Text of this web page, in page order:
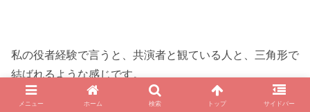
私の役者経験で言うと、共演者と観ている人と、三角形で
結ばれるような感じです。
ですからあなたも、ドラマを観るときに、共演者同士の、
メニュー ホーム 検索 トップ サイドバー